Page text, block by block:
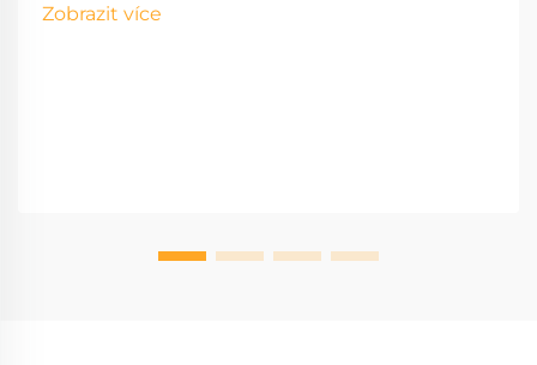
Zobrazit více